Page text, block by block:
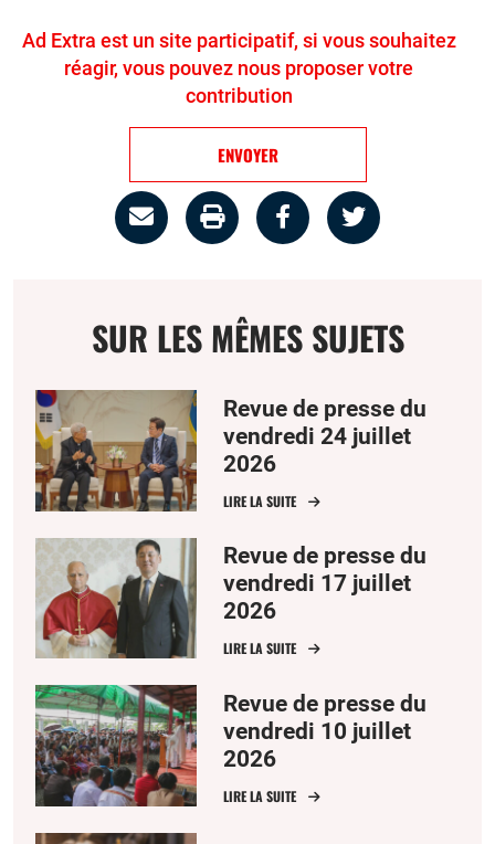
Ad Extra est un site participatif, si vous souhaitez
réagir, vous pouvez nous proposer votre
contribution
ENVOYER
Partage
par
ImprimerPartager
sur
Partager
SUR LES MÊMES SUJETS
Revue de presse du
vendredi 24 juillet
2026
LIRE LA SUITE
Revue de presse du
vendredi 17 juillet
2026
LIRE LA SUITE
Revue de presse du
vendredi 10 juillet
2026
LIRE LA SUITE